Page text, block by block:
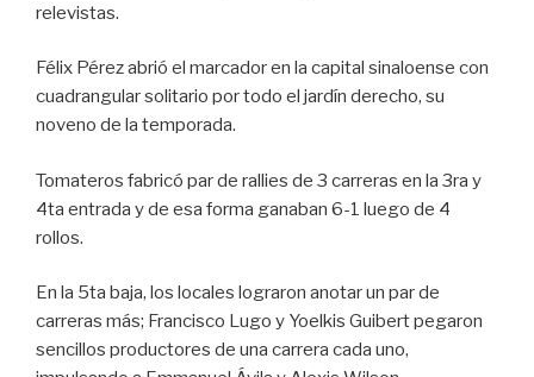
relevistas.
Félix Pérez abrió el marcador en la capital sinaloense con
cuadrangular solitario por todo el jardín derecho, su
noveno de la temporada.
Tomateros fabricó par de rallies de 3 carreras en la 3ra y
4ta entrada y de esa forma ganaban 6-1 luego de 4
rollos.
En la 5ta baja, los locales lograron anotar un par de
carreras más; Francisco Lugo y Yoelkis Guibert pegaron
sencillos productores de una carrera cada uno,